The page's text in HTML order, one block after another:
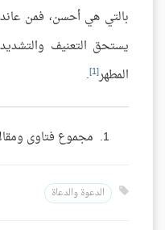
بالتي هي أحسن، فمن
يستحق التعنيف
المطهر[1]
.
مجموع فتاوى
الدعوة والدعاة